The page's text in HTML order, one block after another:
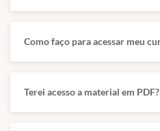
Como faço para acessar meu
Terei acesso a material em PDF?